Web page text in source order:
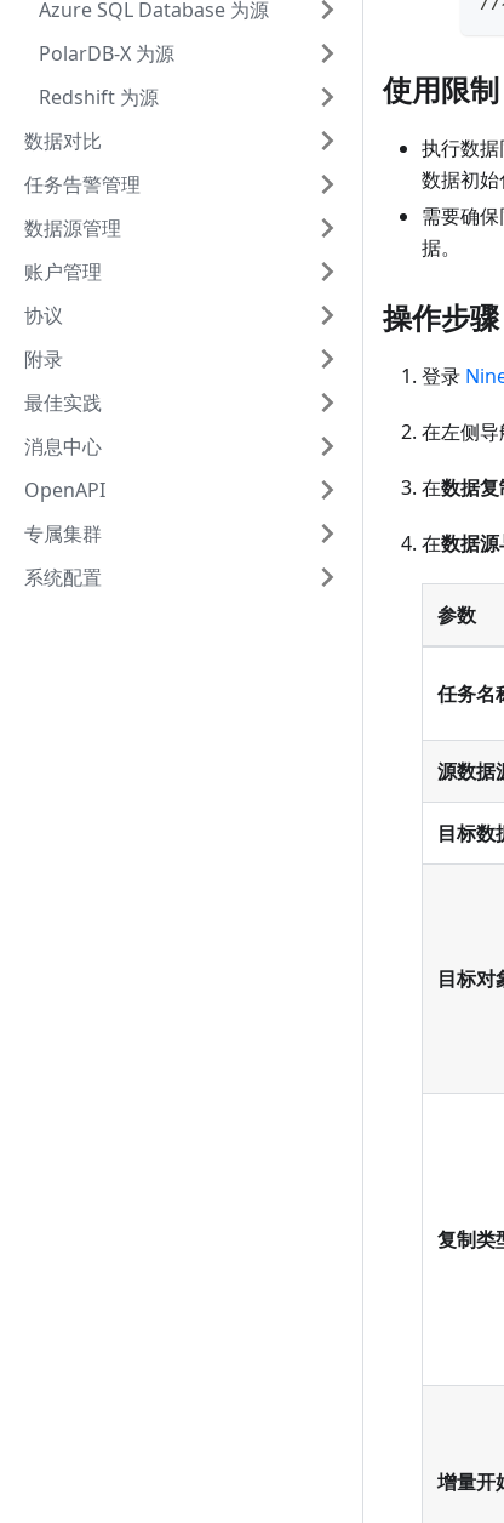
Azure SQL Database 为源
PolarDB-X 为源
Redshift 为源
数据对比
任务告警管理
数据源管理
账户管理
协议
附录
最佳实践
消息中心
OpenAPI
专属集群
系统配置
使用限制
执行数
数据初始
需要确
据。
操作步骤
登录
在左侧
在数据复
在数据
参数
任务名
源数据
目标数
目标对
复制类
增量开